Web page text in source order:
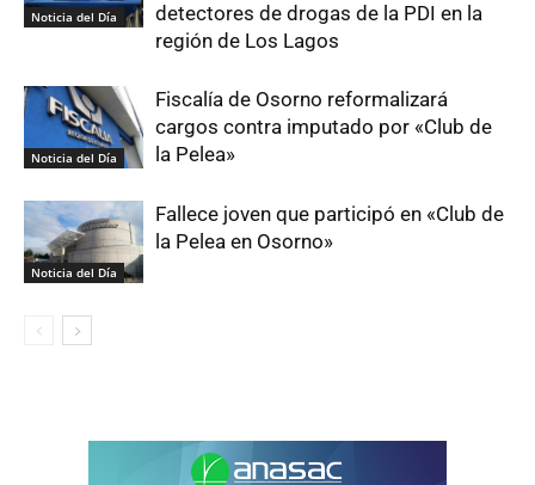
Noticia del Día
detectores de drogas de la PDI en la
región de Los Lagos
Noticia del Día
Fiscalía de Osorno reformalizará
cargos contra imputado por «Club de
la Pelea»
Noticia del Día
Fallece joven que participó en «Club de
la Pelea en Osorno»